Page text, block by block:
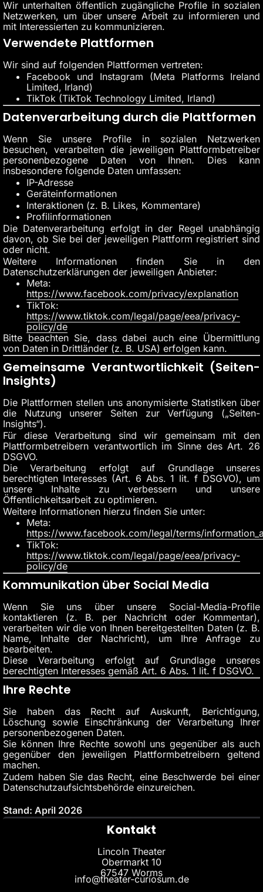
Wir unterhalten öffentlich zugängliche Profile in sozialen
Netzwerken, um über unsere Arbeit zu informieren und
mit Interessierten zu kommunizieren.
Verwendete Plattformen
Wir sind auf folgenden Plattformen vertreten:
Facebook und Instagram (Meta Platforms Ireland
Limited, Irland)
TikTok (TikTok Technology Limited, Irland)
Datenverarbeitung durch die Plattformen
Wenn Sie unsere Profile in sozialen Netzwerken
besuchen, verarbeiten die jeweiligen Plattformbetreiber
personenbezogene Daten von Ihnen. Dies kann
insbesondere folgende Daten umfassen:
IP-Adresse
Geräteinformationen
Interaktionen (z. B. Likes, Kommentare)
Profilinformationen
Die Datenverarbeitung erfolgt in der Regel unabhängig
davon, ob Sie bei der jeweiligen Plattform registriert sind
oder nicht.
Weitere Informationen finden Sie in den
Datenschutzerklärungen der jeweiligen Anbieter:
Meta:
https://www.facebook.com/privacy/explanation
TikTok:
https://www.tiktok.com/legal/page/eea/privacy-
policy/de
Bitte beachten Sie, dass dabei auch eine Übermittlung
von Daten in Drittländer (z. B. USA) erfolgen kann.
Gemeinsame Verantwortlichkeit (Seiten-
Insights)
Die Plattformen stellen uns anonymisierte Statistiken über
die Nutzung unserer Seiten zur Verfügung („Seiten-
Insights“).
Für diese Verarbeitung sind wir gemeinsam mit den
Plattformbetreibern verantwortlich im Sinne des Art. 26
DSGVO.
Die Verarbeitung erfolgt auf Grundlage unseres
berechtigten Interesses (Art. 6 Abs. 1 lit. f DSGVO), um
unsere Inhalte zu verbessern und unsere
Öffentlichkeitsarbeit zu optimieren.
Weitere Informationen hierzu finden Sie unter:
Meta:
https://www.facebook.com/legal/terms/
TikTok:
https://www.tiktok.com/legal/page/eea/privacy-
policy/de
Kommunikation über Social Media
Wenn Sie uns über unsere Social-Media-Profile
kontaktieren (z. B. per Nachricht oder Kommentar),
verarbeiten wir die von Ihnen bereitgestellten Daten (z. B.
Name, Inhalte der Nachricht), um Ihre Anfrage zu
bearbeiten.
Diese Verarbeitung erfolgt auf Grundlage unseres
berechtigten Interesses gemäß Art. 6 Abs. 1 lit. f DSGVO.
Ihre Rechte
Sie haben das Recht auf Auskunft, Berichtigung,
Löschung sowie Einschränkung der Verarbeitung Ihrer
personenbezogenen Daten.
Sie können Ihre Rechte sowohl uns gegenüber als auch
gegenüber den jeweiligen Plattformbetreibern geltend
machen.
Zudem haben Sie das Recht, eine Beschwerde bei einer
Datenschutzaufsichtsbehörde einzureichen.
Stand: April 2026
Kontakt
Lincoln Theater
Obermarkt 10
67547 Worms
info@theater-curiosum.de